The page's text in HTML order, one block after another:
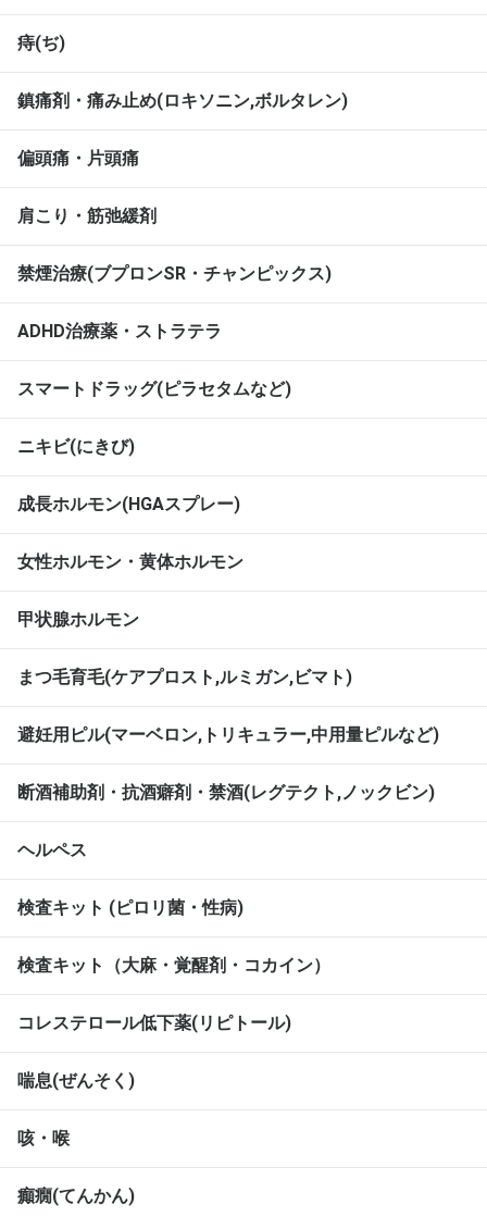
痔(ぢ)
鎮痛剤・痛み止め(ロキソニン,ボルタレン)
偏頭痛・片頭痛
肩こり・筋弛緩剤
禁煙治療(ブプロンSR・チャンピックス)
ADHD治療薬・ストラテラ
スマートドラッグ(ピラセタムなど)
ニキビ(にきび)
成長ホルモン(HGAスプレー)
女性ホルモン・黄体ホルモン
甲状腺ホルモン
まつ毛育毛(ケアプロスト,ルミガン,ビマト)
避妊用ピル(マーベロン,トリキュラー,中用量ピルなど)
断酒補助剤・抗酒癖剤・禁酒(レグテクト,ノックビン)
ヘルペス
検査キット (ピロリ菌・性病)
検査キット（大麻・覚醒剤・コカイン）
コレステロール低下薬(リピトール)
喘息(ぜんそく)
咳・喉
癲癇(てんかん)